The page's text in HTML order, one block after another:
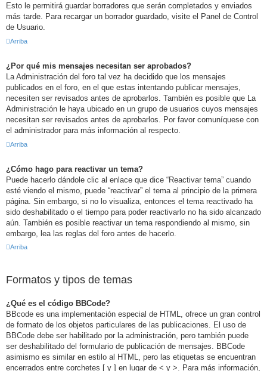
Esto le permitirá guardar borradores que serán completados y enviados
más tarde. Para recargar un borrador guardado, visite el Panel de Control
de Usuario.
Arriba
¿Por qué mis mensajes necesitan ser aprobados?
La Administración del foro tal vez ha decidido que los mensajes
publicados en el foro, en el que estas intentando publicar mensajes,
necesiten ser revisados antes de aprobarlos. También es posible que La
Administración le haya ubicado en un grupo de usuarios cuyos mensajes
necesitan ser revisados antes de aprobarlos. Por favor comuníquese con
el administrador para más información al respecto.
Arriba
¿Cómo hago para reactivar un tema?
Puede hacerlo dándole clic al enlace que dice “Reactivar tema” cuando
esté viendo el mismo, puede “reactivar” el tema al principio de la primera
página. Sin embargo, si no lo visualiza, entonces el tema reactivado ha
sido deshabilitado o el tiempo para poder reactivarlo no ha sido alcanzado
aún. También es posible reactivar un tema respondiendo al mismo, sin
embargo, lea las reglas del foro antes de hacerlo.
Arriba
Formatos y tipos de temas
¿Qué es el código BBCode?
BBcode es una implementación especial de HTML, ofrece un gran control
de formato de los objetos particulares de las publicaciones. El uso de
BBCode debe ser habilitado por la administración, pero también puede
ser deshabilitado del formulario de publicación de mensajes. BBCode
asimismo es similar en estilo al HTML, pero las etiquetas se encuentran
encerrados entre corchetes [ y ] en lugar de < y >. Para más información,